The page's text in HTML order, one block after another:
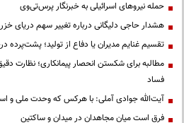
حمله نیروهای اسرائیلی به خبرنگار پرس‌تی‌وی
هشدار حاجی دلیگانی درباره تغییر سهم دریای خزر
تقسیم غنایم مدیران یا دفاع از تولید؛
مطالبه برای شکستن انحصار پیمانکاری؛ نظارت دقیق
فساد
آیت‌الله جوادی آملی: با هرکس که وحدت ملی و
فرق است میان مجاهدان در میدان و ساکتین